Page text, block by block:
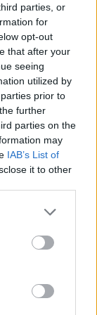
parties, or
for
opt-out
that after your
seeing
utilized by
prior to
further
parties on the
may
IAB’s List of
it to other
more Google
may click to
tags to
below Google
και σε
να
με
και
του
φέρουν